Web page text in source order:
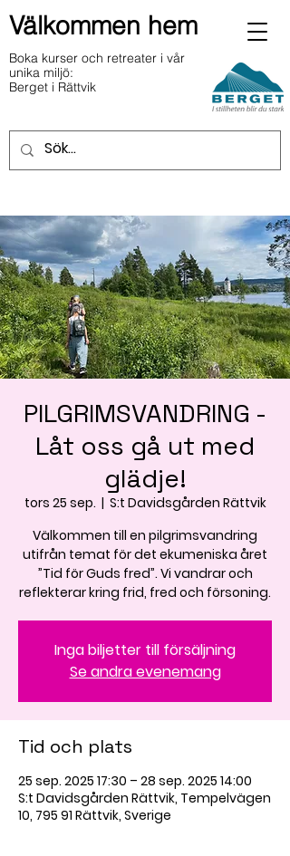
Välkommen hem
Boka kurser och retreater i vår
unika miljö:
Berget i Rättvik
PILGRIMSVANDRING -
Låt oss gå ut med
glädje!
tors 25 sep.
  |
S:t Davidsgården Rättvik
Välkommen till en pilgrimsvandring
utifrån temat för det ekumeniska året
”Tid för Guds fred”. Vi vandrar och
reflekterar kring frid, fred och försoning.
Inga biljetter till försäljning
Se andra evenemang
Tid och plats
25 sep. 2025 17:30 – 28 sep. 2025 14:00
S:t Davidsgården Rättvik, Tempelvägen
10, 795 91 Rättvik, Sverige